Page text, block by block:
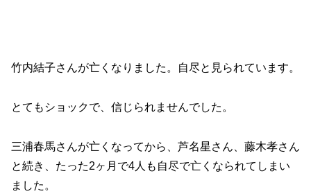
竹内結子さんが亡くなりました。自尽と見られています。
とてもショックで、信じられませんでした。
三浦春馬さんが亡くなってから、芦名星さん、藤木孝さん
と続き、たった2ヶ月で4人も自尽で亡くなられてしまい
ました。